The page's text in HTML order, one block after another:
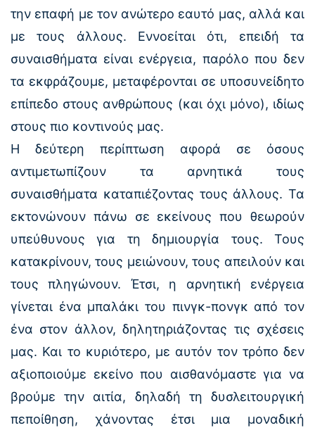
την επαφή με τον ανώτερο εαυτό μας, αλλά και
με τους άλλους. Εννοείται ότι, επειδή τα
συναισθήματα είναι ενέργεια, παρόλο που δεν
τα εκφράζουμε, μεταφέρονται σε υποσυνείδητο
επίπεδο στους ανθρώπους (και όχι μόνο), ιδίως
στους πιο κοντινούς μας.
Η δεύτερη περίπτωση αφορά σε όσους
αντιμετωπίζουν τα αρνητικά τους
συναισθήματα καταπιέζοντας τους άλλους. Τα
εκτονώνουν πάνω σε εκείνους που θεωρούν
υπεύθυνους για τη δημιουργία τους. Τους
κατακρίνουν, τους μειώνουν, τους απειλούν και
τους πληγώνουν. Έτσι, η αρνητική ενέργεια
γίνεται ένα μπαλάκι του πινγκ-πονγκ από τον
ένα στον άλλον, δηλητηριάζοντας τις σχέσεις
μας. Και το κυριότερο, με αυτόν τον τρόπο δεν
αξιοποιούμε εκείνο που αισθανόμαστε για να
βρούμε την αιτία, δηλαδή τη δυσλειτουργική
πεποίθηση, χάνοντας έτσι μια μοναδική